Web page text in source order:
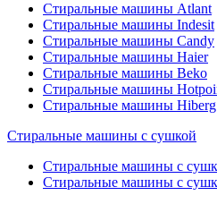
Стиральные машины Atlant
Стиральные машины Indesit
Стиральные машины Candy
Стиральные машины Haier
Стиральные машины Beko
Стиральные машины
Стиральные машины Hiberg
Стиральные машины с сушкой
Стиральные машины с
Стиральные машины с